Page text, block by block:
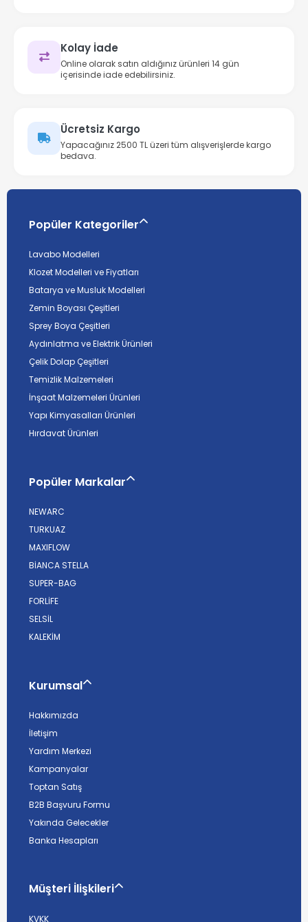
Kolay İade
Online olarak satın aldığınız ürünleri 14 gün
içerisinde iade edebilirsiniz.
Ücretsiz Kargo
Yapacağınız 2500 TL üzeri tüm alışverişlerde kargo
bedava.
Popüler Kategoriler
Lavabo Modelleri
Klozet Modelleri ve Fiyatları
Batarya ve Musluk Modelleri
Zemin Boyası Çeşitleri
Sprey Boya Çeşitleri
Aydınlatma ve Elektrik Ürünleri
Çelik Dolap Çeşitleri
Temizlik Malzemeleri
İnşaat Malzemeleri Ürünleri
Yapı Kimyasalları Ürünleri
Hırdavat Ürünleri
Popüler Markalar
NEWARC
TURKUAZ
MAXIFLOW
BİANCA STELLA
SUPER-BAG
FORLİFE
SELSİL
KALEKİM
Kurumsal
Hakkımızda
İletişim
Yardım Merkezi
Kampanyalar
Toptan Satış
B2B Başvuru Formu
Yakında Gelecekler
Banka Hesapları
Müşteri İlişkileri
KVKK